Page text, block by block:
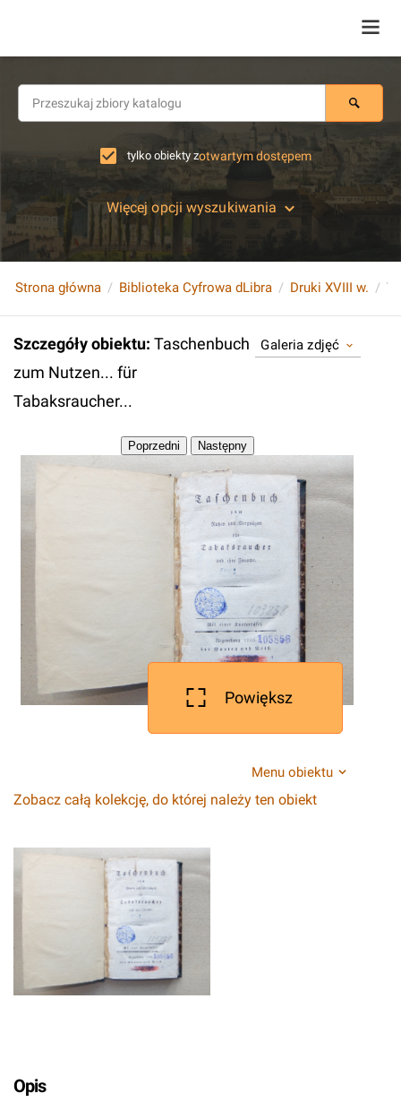
tylko obiekty zotwartym dostępem
Więcej opcji wyszukiwania
Strona główna Biblioteka Cyfrowa dLibra Druki XVIII w.
Szczegóły obiektu: Taschenbuch
zum Nutzen... für
Tabaksraucher...
Galeria zdjęć
Powiększ
Menu obiektu
Zobacz całą kolekcję, do której należy ten obiekt
Opis